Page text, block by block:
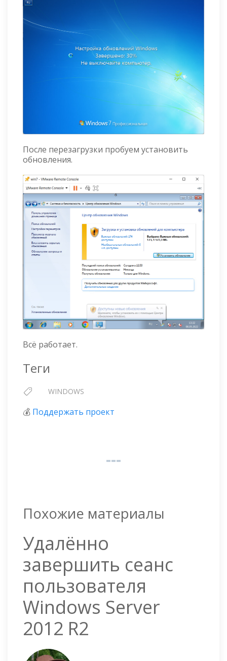
После перезагрузки пробуем установить
обновления.
Всё работает.
Теги
WINDOWS
💰 Поддержать проект
Похожие материалы
Удалённо
завершить сеанс
пользователя
Windows Server
2012 R2